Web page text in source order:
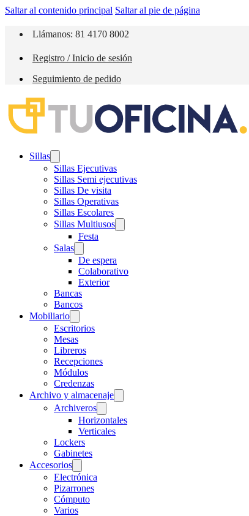
Saltar al contenido principal Saltar al pie de página
Llámanos: 81 4170 8002
Registro / Inicio de sesión
Seguimiento de pedido
Sillas
Sillas Ejecutivas
Sillas Semi ejecutivas
Sillas De visita
Sillas Operativas
Sillas Escolares
Sillas Multiusos
Festa
Salas
De espera
Colaborativo
Exterior
Bancas
Bancos
Mobiliario
Escritorios
Mesas
Libreros
Recepciones
Módulos
Credenzas
Archivo y almacenaje
Archiveros
Horizontales
Verticales
Lockers
Gabinetes
Accesorios
Electrónica
Pizarrones
Cómputo
Varios